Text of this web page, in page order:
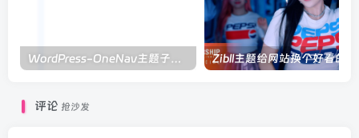
Zibll主题给网站换个好看的
评论 抢沙发